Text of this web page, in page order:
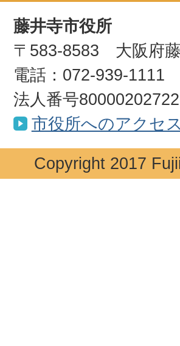
藤井寺市役所
〒583-8583 大阪府
電話：072-939-1111
法人番号
市役所へのアクセス
Copyright 2017